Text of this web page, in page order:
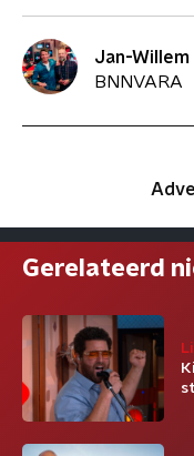
Jan-
BNNVARA
Gerelateerd